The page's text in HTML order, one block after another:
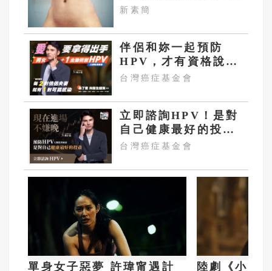
肚子一天天變小！
新素簡
伴侶和妳一起預防
HPV，才有資格說愛
妳！
台灣癌症基金會
立即諮詢HPV！是對
自己健康最好的投
資，把握現在不嫌
台灣癌症基金會
單身女子惡夢 許瑋甯遇計
陸劇《小巷